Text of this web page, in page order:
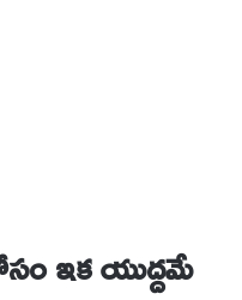
ఇక యుద్దమే